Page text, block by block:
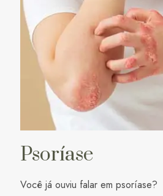
Psoríase
Você já ouviu falar em psoríase?